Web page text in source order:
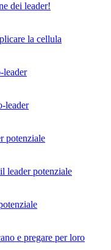
dei leader!
la cellula
leader
leader
potenziale
leader potenziale
e pregare per loro